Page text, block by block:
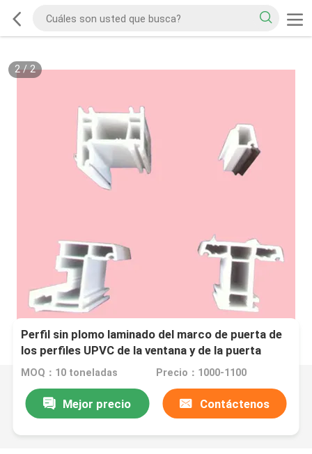
2/2
Perfil sin plomo laminado del marco de puerta de
los perfiles UPVC de la ventana y de la puerta
MOQ：10 toneladas Precio：1000-1100
Mejor precio Contáctenos